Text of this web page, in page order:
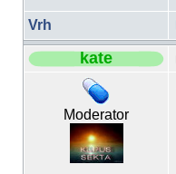
Vrh
kate
Moderator